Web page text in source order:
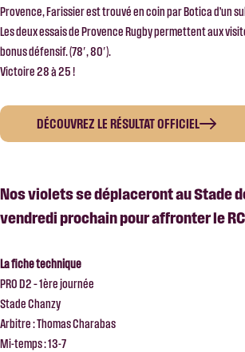
Provence, Farissier est trouvé en coin par Botica d’un
Les deux essais de Provence Rugby permettent aux
bonus défensif. (78′, 80′).
Victoire 28 à 25 !
DÉCOUVREZ LE RÉSULTAT OFFICIEL
Nos violets se déplaceront au Stade
vendredi prochain pour affronter le
La fiche technique
PRO D2 – 1ère journée
Stade Chanzy
Arbitre : Thomas Charabas
Mi-temps : 13-7